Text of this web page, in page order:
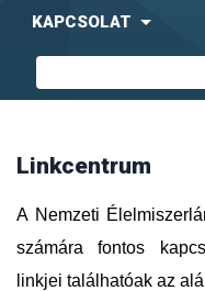
KAPCSOLAT
Linkcentrum
A Nemzeti
számára fontos
linkjei találhatóak az
Magyar Utazási
Nemzeti
Intézet (OGYÉI)
Szellemi Tulajdon
Táplálkozás,
Egyesület (TÉT